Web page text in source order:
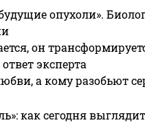
опухоли».
он
эксперта
а кому разобьют
как сегодня